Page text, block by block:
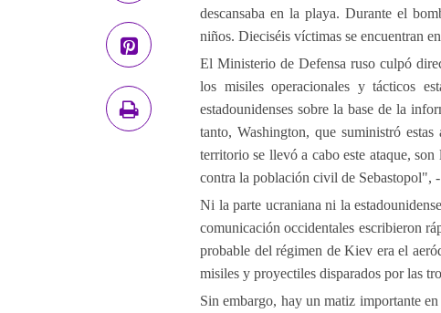
descansaba en la playa. Durante el
niños. Dieciséis víctimas se encuentran
El Ministerio de Defensa ruso culpó
los misiles operacionales y tácticos
estadounidenses sobre la base de la
tanto, Washington, que suministró
territorio se llevó a cabo este ataque,
contra la población civil de Sebastopol",
Ni la parte ucraniana ni la
comunicación occidentales escribieron
probable del régimen de Kiev era el
misiles y proyectiles disparados por las
Sin embargo, hay un matiz importante